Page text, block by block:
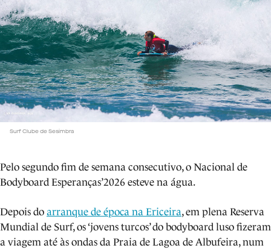
Surf Clube de Sesimbra
Pelo segundo fim de semana consecutivo, o Nacional de
Bodyboard Esperanças’2026 esteve na água.
Depois do arranque de época na Ericeira, em plena Reserva
Mundial de Surf, os ‘jovens turcos’ do bodyboard luso fizeram
a viagem até às ondas da Praia de Lagoa de Albufeira, num